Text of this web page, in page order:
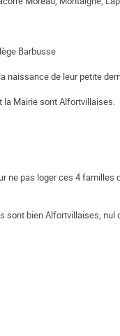
Barbusse
naissance de leur petite
la Mairie sont Alfortvillaises.
ne pas loger ces 4
bien Alfortvillaises, nul